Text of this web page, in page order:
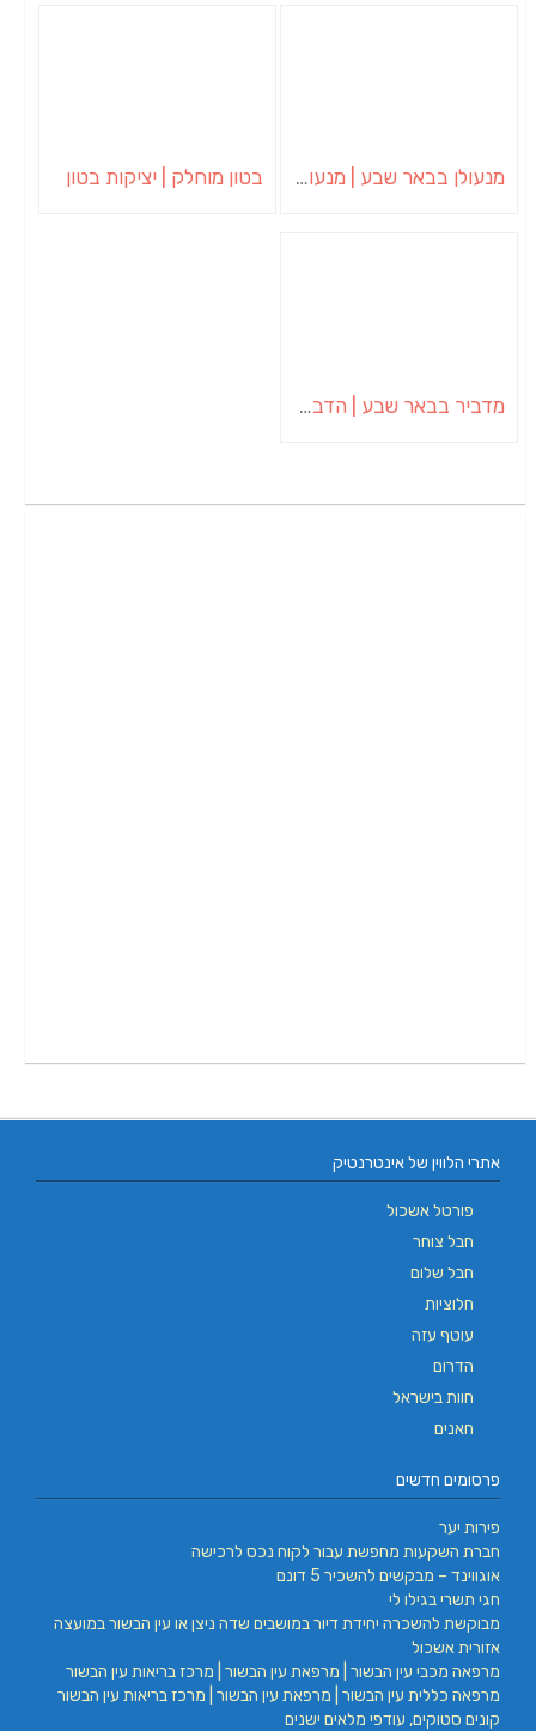
מנעולן בבאר שבע | מנעולן באופקים | ויטלי המנעולן בטון מוחלק | יציקות בטון
מדביר בבאר שבע | הדברה בבאר שבע | יוגב הדברות
אתרי הלווין של אינטרנטיק
פורטל אשכול
חבל צוחר
חבל שלום
חלוציות
עוטף עזה
הדרום
חוות בישראל
חאנים
פרסומים חדשים
פירות יער
חברת השקעות מחפשת עבור לקוח נכס לרכישה
אוגווינד – מבקשים להשכיר 5 דונם
חגי תשרי בגילו לי
מבוקשת להשכרה יחידת דיור במושבים שדה ניצן או עין הבשור במועצה
אזורית אשכול
מרפאה מכבי עין הבשור | מרפאת עין הבשור | מרכז בריאות עין הבשור
מרפאה כללית עין הבשור | מרפאת עין הבשור | מרכז בריאות עין הבשור
קונים סטוקים, עודפי מלאים ישנים